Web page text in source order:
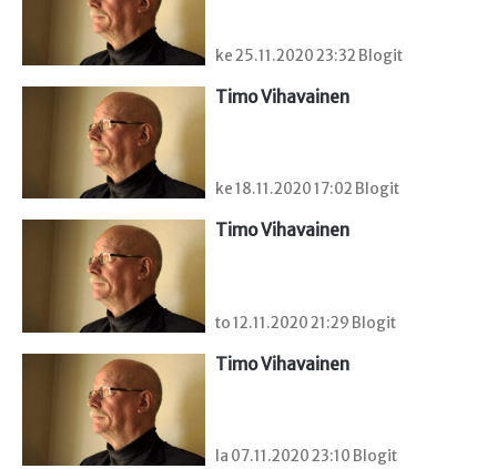
ke 25.11.2020 23:32 Blogit
Timo Vihavainen
ke 18.11.2020 17:02 Blogit
Timo Vihavainen
to 12.11.2020 21:29 Blogit
Timo Vihavainen
la 07.11.2020 23:10 Blogit